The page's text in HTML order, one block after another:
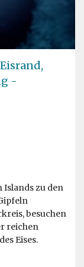
-
Islands zu den
besuchen
reichen
Eises.